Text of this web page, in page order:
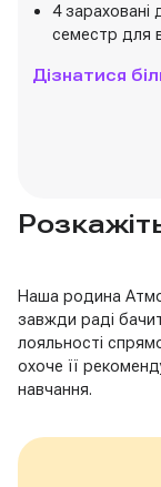
4 зараховані
семестр для
Дізнатися
Наша родина
завжди раді
лояльності
охоче її
навчання.